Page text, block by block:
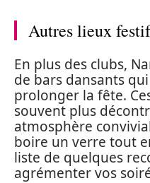
Autres lieux
En plus des clubs,
de bars dansants
prolonger la fête.
souvent plus
atmosphère
boire un verre tout
liste de quelques
agrémenter vos